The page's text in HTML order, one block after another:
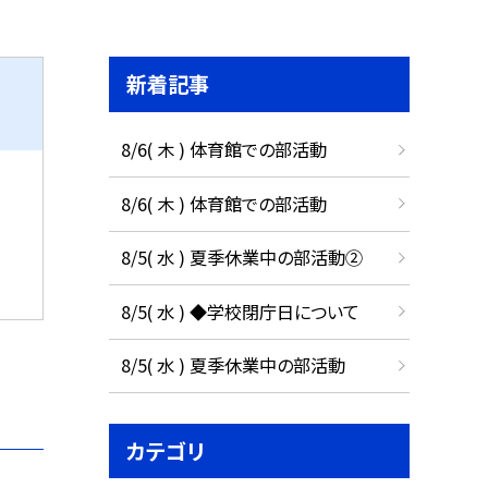
新着記事
8/6( 木 ) 体育館での部活動
8/6( 木 ) 体育館での部活動
8/5( 水 ) 夏季休業中の部活動②
8/5( 水 ) ◆学校閉庁日について
8/5( 水 ) 夏季休業中の部活動
カテゴリ